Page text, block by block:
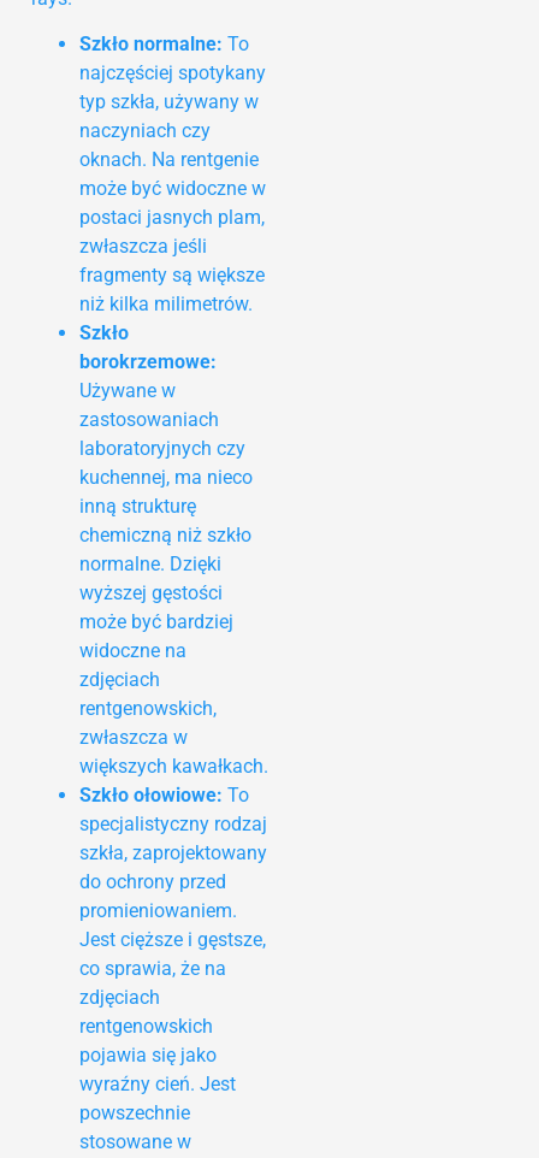
Szkło normalne: To
najczęściej spotykany
typ szkła, używany w
naczyniach czy
oknach. Na rentgenie
może być widoczne w
postaci jasnych plam,
zwłaszcza jeśli
fragmenty są większe
niż kilka milimetrów.
Szkło
borokrzemowe:
Używane w
zastosowaniach
laboratoryjnych czy
kuchennej, ma nieco
inną strukturę
chemiczną niż szkło
normalne. Dzięki
wyższej gęstości
może być bardziej
widoczne na
zdjęciach
rentgenowskich,
zwłaszcza w
większych kawałkach.
Szkło ołowiowe: To
specjalistyczny rodzaj
szkła, zaprojektowany
do ochrony przed
promieniowaniem.
Jest cięższe i gęstsze,
co sprawia, że na
zdjęciach
rentgenowskich
pojawia się jako
wyraźny cień. Jest
powszechnie
stosowane w